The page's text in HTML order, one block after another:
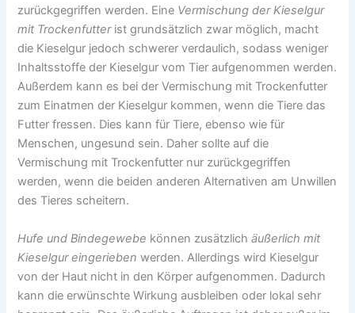
zurückgegriffen werden. Eine Vermischung der Kieselgur
mit Trockenfutterist grundsätzlich zwar möglich, macht
die Kieselgur jedoch schwerer verdaulich, sodass weniger
Inhaltsstoffe der Kieselgur vom Tier aufgenommen werden.
Außerdem kann es bei der Vermischung mit Trockenfutter
zum Einatmen der Kieselgur kommen, wenn die Tiere das
Futter fressen. Dies kann für Tiere, ebenso wie für
Menschen, ungesund sein. Daher sollte auf die
Vermischung mit Trockenfutter nur zurückgegriffen
werden, wenn die beiden anderen Alternativen am Unwillen
des Tieres scheitern.
Hufe und Bindegewebe können zusätzlichäußerlich mit
Kieselgur eingerieben werden. Allerdings wird Kieselgur
von der Haut nicht in den Körper aufgenommen. Dadurch
kann die erwünschte Wirkung ausbleiben oder lokal sehr